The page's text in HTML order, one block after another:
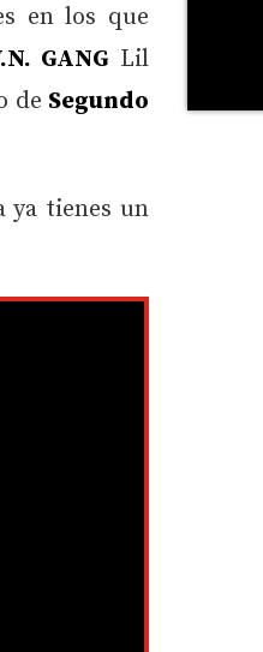
en los que
GANG Lil
de Segundo
ya tienes un